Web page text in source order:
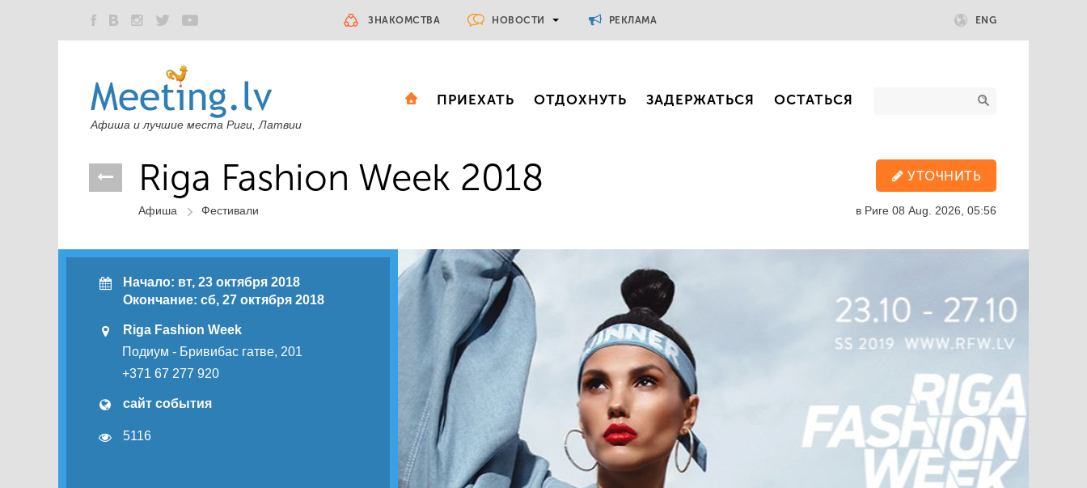
ЗНАКОМСТВА НОВОСТИ РЕКЛАМА ENG
Афиша и лучшие места Риги, Латвии
ПРИЕХАТЬ ОТДОХНУТЬ ЗАДЕРЖАТЬСЯ ОСТАТЬСЯ
Riga Fashion Week 2018
Афиша Фестивали
УТОЧНИТЬ
в Риге 08 Aug. 2026, 05:56
Начало: вт, 23 октября 2018
Окончание: сб, 27 октября 2018
Riga Fashion Week
Подиум - Бривибас гатве, 201
+371 67 277 920
сайт события
5116